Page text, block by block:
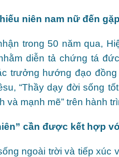
niên nam nữ đến
trong 50 năm qua,
diễn tả chứng tá
trưởng hướng đạo
“Thầy dạy đời sống
và mạnh mẽ” trên hành
cần được kết hợp
ngoài trời và tiếp xúc